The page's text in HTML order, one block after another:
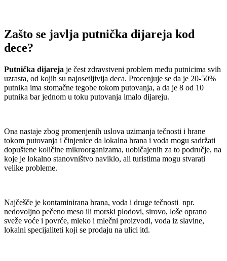
Zašto se javlja putnička dijareja kod
dece?
Putnička dijareja je čest zdravstveni problem među putnicima svih
uzrasta, od kojih su najosetljivija deca. Procenjuje se da je 20-50%
putnika ima stomačne tegobe tokom putovanja, a da je 8 od 10
putnika bar jednom u toku putovanja imalo dijareju.
Ona nastaje zbog promenjenih uslova uzimanja tečnosti i hrane
tokom putovanja i činjenice da lokalna hrana i voda mogu sadržati
dopuštene količine mikroorganizama, uobičajenih za to područje, na
koje je lokalno stanovništvo naviklo, ali turistima mogu stvarati
velike probleme.
Najčešče je kontaminirana hrana, voda i druge tečnosti npr.
nedovoljno pečeno meso ili morski plodovi, sirovo, loše oprano
sveže voće i povrće, mleko i mlečni proizvodi, voda iz slavine,
lokalni specijaliteti koji se prodaju na ulici itd.